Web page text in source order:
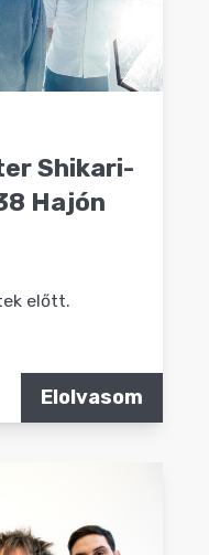
Shikari-
Hajón
előtt.
Elolvasom